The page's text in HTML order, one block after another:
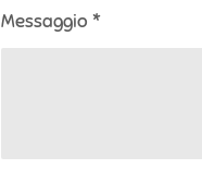
Messaggio *